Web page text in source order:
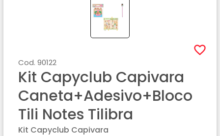
Cod. 90122
Kit Capyclub Capivara
Caneta+adesivo+bloco
Tili Notes Tilibra
Kit Capyclub Capivara